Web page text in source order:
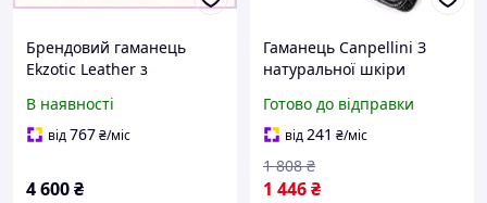
Брендовий гаманець
Ekzotic Leather з
8820ATE685
В наявності
від767₴/міс
4 600₴
Гаманець Canpellini З
натуральної шкіри
Готово до відправки
від241 ₴/міс
1 446₴
1 808 ₴